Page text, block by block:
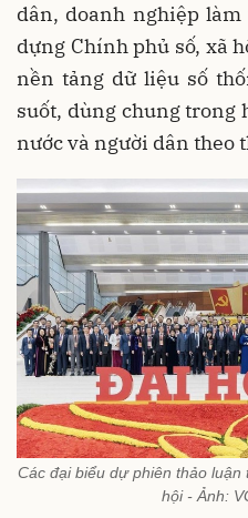
dân, doanh nghiệp
dựng Chính phủ số, xã
nền tảng dữ liệu số
suốt, dùng chung trong
nước và người dân theo
Các đại biểu dự phiên thảo
hội - Ảnh: